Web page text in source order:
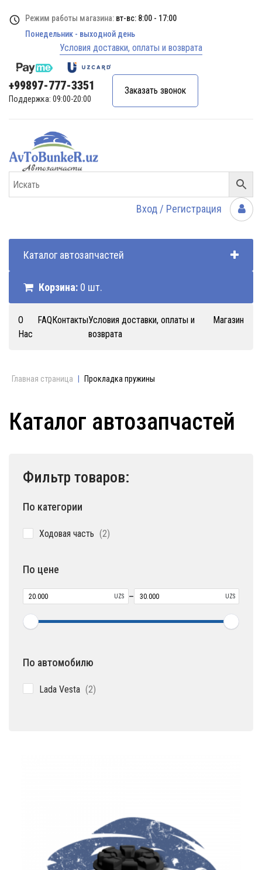
Режим работы магазина: вт-вс: 8:00 - 17:00
Понедельник - выходной день
Условия доставки, оплаты и возврата
+99897-777-3351
Поддержка: 09:00-20:00
Заказать звонок
Вход / Регистрация
Каталог автозапчастей
Корзина: 0 шт.
О
Нас
FAQКонтактыУсловия доставки, оплаты и
возврата
Магазин
Главная страница Прокладка пружины
Каталог автозапчастей
Фильтр товаров:
По категории
Ходовая часть 22
По цене
UZS – UZS
По автомобилю
Lada Vesta 22